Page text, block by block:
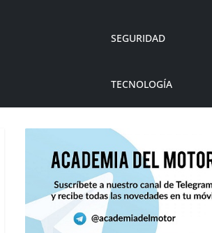
SEGURIDAD
TECNOLOGÍA